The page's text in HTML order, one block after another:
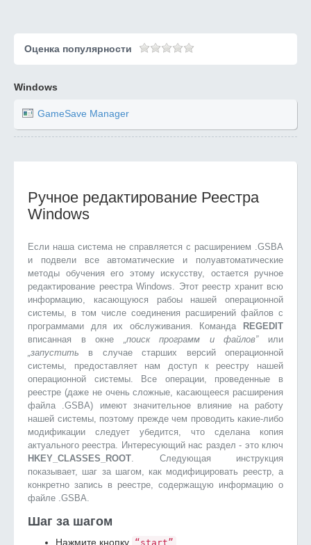
Оценка популярности
Windows
GameSave Manager
Ручное редактирование Реестра
Windows
Если наша система не справляется с расширением .GSBA
и подвели все автоматические и полуавтоматические
методы обучения его этому искусству, остается ручное
редактирование реестра Windows. Этот реестр хранит всю
информацию, касающуюся рабоы нашей операционной
системы, в том числе соединения расширений файлов с
программами для их обслуживания. Команда
REGEDIT
вписанная в окне „поиск программ и файлов”или
„запустить в случае старших версий операционной
системы, предоставляет нам доступ к реестру нашей
операционной системы. Все операции, проведенные в
реестре (даже не очень сложные, касающееся расширения
файла .GSBA) имеют значительное влияние на работу
нашей системы, поэтому прежде чем проводить какие-либо
модификации следует убедится, что сделана копия
актуального реестра. Интересующий нас раздел - это ключ
HKEY_CLASSES_ROOT. Следующая инструкция
показывает, шаг за шагом, как модифицировать реестр, а
конкретно запись в реестре, содержащую информацию о
файле .GSBA.
Шаг за шагом
Нажмите кнопку “start”